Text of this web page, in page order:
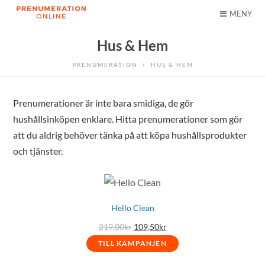
MENY
Hus & Hem
PRENUMERATION HUS & HEM
Prenumerationer är inte bara smidiga, de gör
hushållsinköpen enklare. Hitta prenumerationer som gör
att du aldrig behöver tänka på att köpa hushållsprodukter
och tjänster.
Hello Clean
219,00kr Det
ursprungliga
priset
var:
109,50krDet
nuvarande
priset
är:
TILL KAMPANJEN